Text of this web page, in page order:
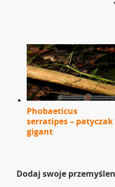
Phobaeticus
serratipes – patyczak
gigant
Dodaj swoje